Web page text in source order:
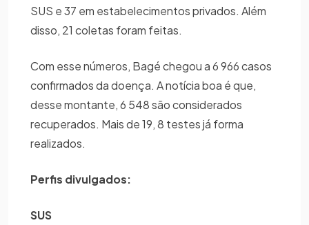
SUS e 37 em estabelecimentos privados. Além
disso, 21 coletas foram feitas.
Com esse números, Bagé chegou a 6 966 casos
confirmados da doença. A notícia boa é que,
desse montante, 6 548 são considerados
recuperados. Mais de 19, 8 testes já forma
realizados.
Perfis divulgados:
SUS